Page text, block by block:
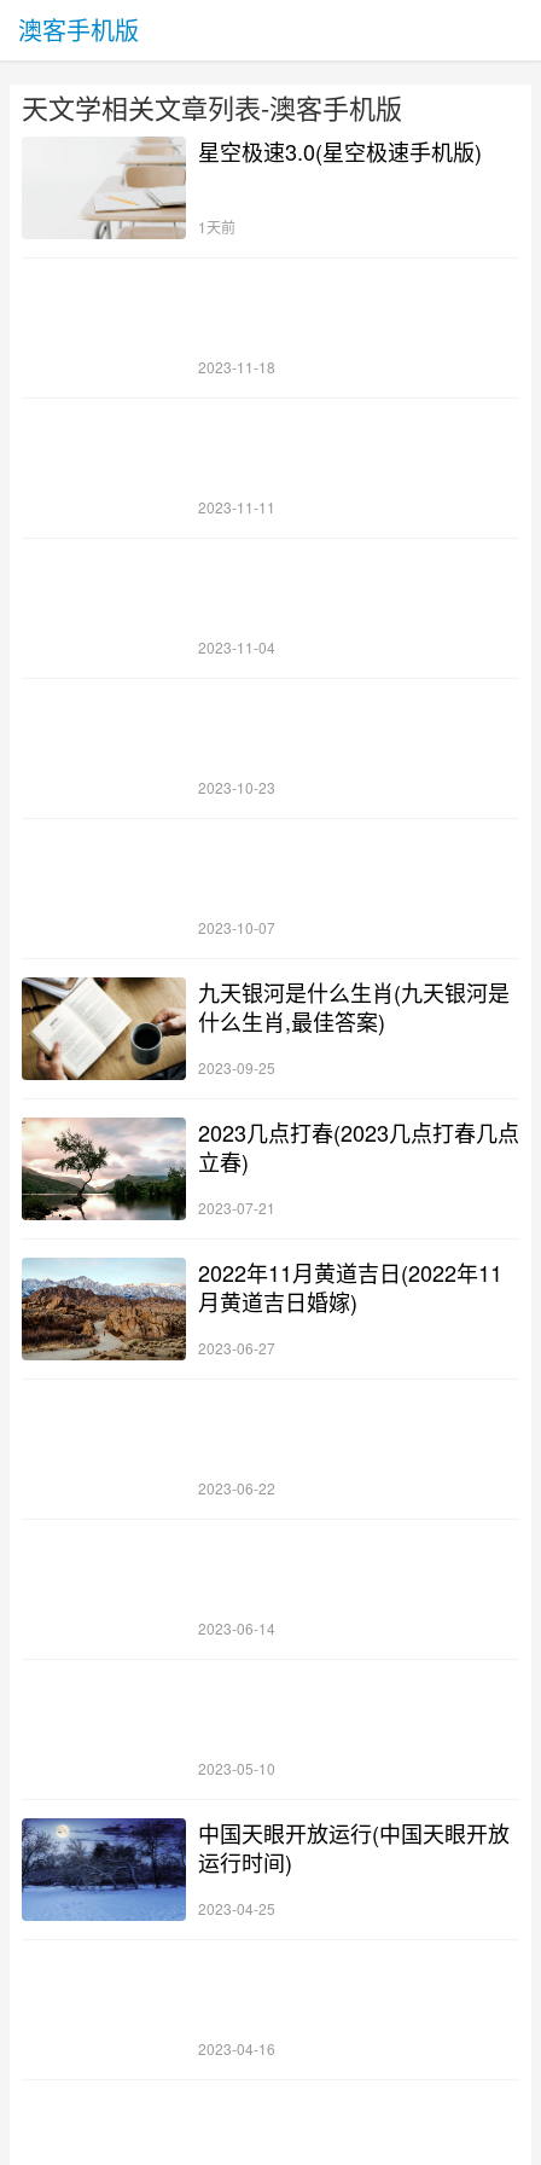
澳客手机版
天文学相关文章列表-澳客手机版
星空极速3.0(星空极速手机版)
1天前
2023-11-18
2023-11-11
2023-11-04
2023-10-23
2023-10-07
九天银河是什么生肖(九天银河是
什么生肖,最佳答案)
2023-09-25
2023几点打春(2023几点打春几点
立春)
2023-07-21
2022年11月黄道吉日(2022年11
月黄道吉日婚嫁)
2023-06-27
2023-06-22
2023-06-14
2023-05-10
中国天眼开放运行(中国天眼开放
运行时间)
2023-04-25
2023-04-16